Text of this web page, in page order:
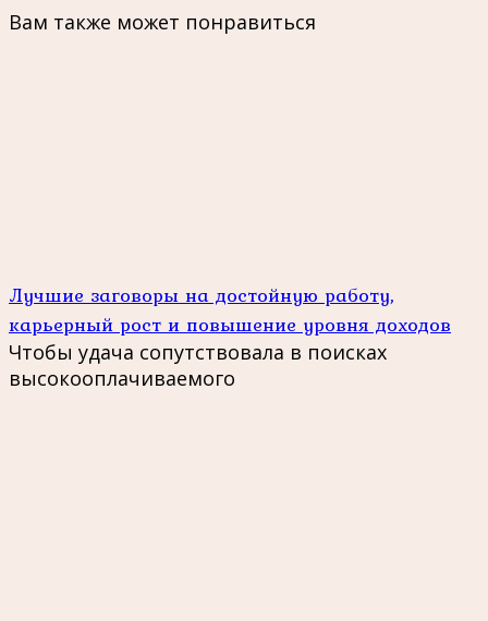
Вам также может понравиться
Лучшие заговоры на достойную работу,
карьерный рост и повышение уровня доходов
Чтобы удача сопутствовала в поисках
высокооплачиваемого